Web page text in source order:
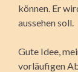
können. Er
aussehen soll.
Gute Idee,
vorläufigen